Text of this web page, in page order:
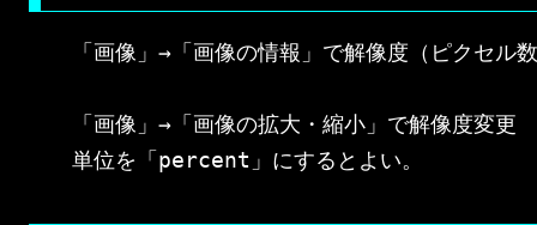
「画像」→「画像の情報」で解像度（ピクセル
「画像」→「画像の拡大・縮小」で解像度変更